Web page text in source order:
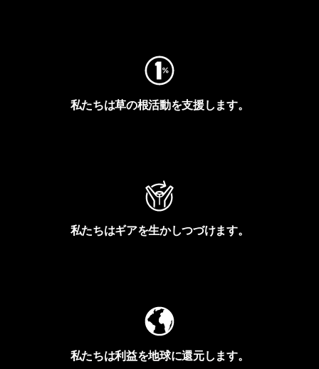
私たちは草の根活動を支援します。
私たちはギアを生かしつづけます。
私たちは利益を地球に還元します。